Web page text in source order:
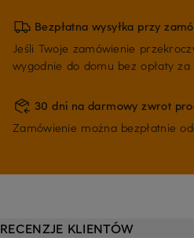
Bezpłatna wysyłka przy
Jeśli Twoje zamówienie
wygodnie do domu bez opłaty za
30 dni na darmowy zwrot
Zamówienie można bezpłatnie
RECENZJE KLIENTÓW